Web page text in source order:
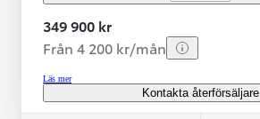
349 900 kr
Från 4 200 kr/mån
Läs mer
Kontakta återförsäljare